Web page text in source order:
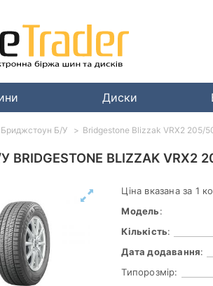
Диски
BLIZZAK
Ціна вказана за 1
Модель:
Кількість:
Дата додавання:
Типорозмір:
Бриджстоун Б/У Bridgestone Blizzak VRX2 205/